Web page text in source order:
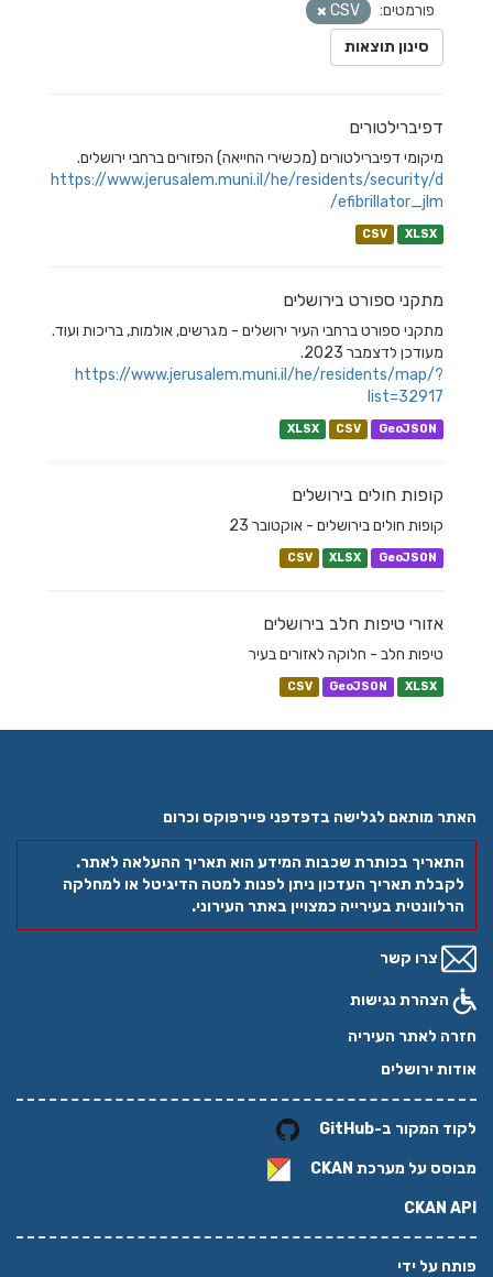
פורמטים:
CSV
סינון תוצאות
דפיברילטורים
מיקומי דפיברילטורים (מכשירי החייאה) הפזורים ברחבי ירושלים.
https://www.jerusalem.muni.il/he/residents/security/d
efibrillator_jlm/
CSV XLSX
מתקני ספורט בירושלים
מתקני ספורט ברחבי העיר ירושלים - מגרשים, אולמות, בריכות ועוד.
מעודכן לדצמבר 2023.
https://www.jerusalem.muni.il/he/residents/map/?
list=32917
XLSX CSV GeoJSON
קופות חולים בירושלים
קופות חולים בירושלים - אוקטובר 23
CSV XLSX GeoJSON
אזורי טיפות חלב בירושלים
טיפות חלב - חלוקה לאזורים בעיר
CSV GeoJSON XLSX
האתר מותאם לגלישה בדפדפני פיירפוקס וכרום
התאריך בכותרת שכבות המידע הוא תאריך ההעלאה לאתר.
לקבלת תאריך העדכון ניתן לפנות למטה הדיגיטל או למחלקה
הרלוונטית בעירייה כמצויין באתר העירוני.
צרו קשר
הצהרת נגישות
חזרה לאתר העיריה
אודות ירושלים
לקוד המקור ב-GitHub
מבוסס על מערכת CKAN
CKAN API
פותח על ידי